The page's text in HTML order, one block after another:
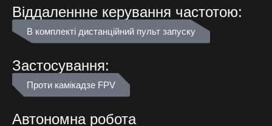
Віддаленнне керування частотою:
В комплекті дистанційний пульт запуску
Застосування:
Проти камікадзе FPV
Автономна робота